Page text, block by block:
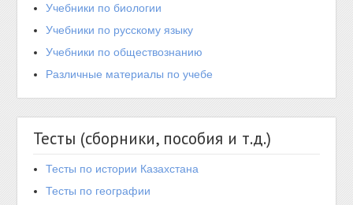
Учебники по биологии
Учебники по русскому языку
Учебники по обществознанию
Различные материалы по учебе
Тесты (сборники, пособия и т.д.)
Тесты по истории Казахстана
Тесты по географии